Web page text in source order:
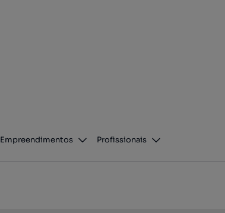
Empreendimentos Profissionais